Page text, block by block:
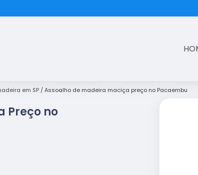
em SP Assoalho de madeira maciça preço no Pacaembu
Preço no